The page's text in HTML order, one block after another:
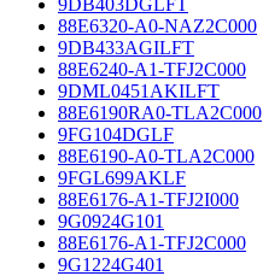
9DB403DGLFT
88E6320-A0-NAZ2C000
9DB433AGILFT
88E6240-A1-TFJ2C000
9DML0451AKILFT
88E6190RA0-TLA2C000
9FG104DGLF
88E6190-A0-TLA2C000
9FGL699AKLF
88E6176-A1-TFJ2I000
9G0924G101
88E6176-A1-TFJ2C000
9G1224G401